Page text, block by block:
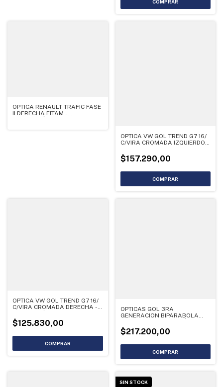
OPTICA RENAULT TRAFIC FASE
II DERECHA FITAM -
OPTICA VW GOL TREND G7 16/
C/VIRA CROMADA IZQUIERDO -
$157.290,00
OPTICA VW GOL TREND G7 16/
C/VIRA CROMADA DERECHA -
$125.830,00
OPTICAS GOL 3RA
GENERACION BIPARABOLA
$217.200,00
SIN STOCK